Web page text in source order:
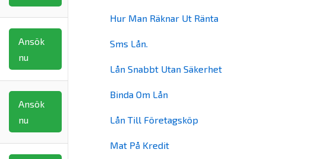
Ansök
nu
Ansök
nu
Hur Man Räknar Ut Ränta
Sms Lån.
Lån Snabbt Utan Säkerhet
Binda Om Lån
Lån Till Företagsköp
Mat På Kredit